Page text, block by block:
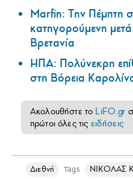
Marfin: Την Πέμπτη
κατηγορούμενη
Βρετανία
ΗΠΑ: Πολύνεκρη
στη Βόρεια
Ακολουθήστε το LiFO.gr
πρώτοι όλες τις ειδήσεις
Διεθνή Tags ΝΙΚΟΛΑΣ